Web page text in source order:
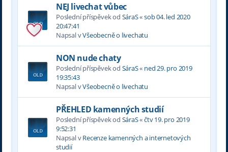
NEJ livechat vůbec
Poslední příspěvek od SáraS«sob 04. led 2020
20:47:41
Napsal vVšeobecně o livechatu
NON nude chaty
Poslední příspěvek od SáraS« ned 29. pro 2019
19:35:43
Napsal vVšeobecně o livechatu
PŘEHLED kamenných studií
Poslední příspěvek od SáraS«čtv 19. pro 2019
9:52:31
Napsal vRecenze kamenných a internetových
studií